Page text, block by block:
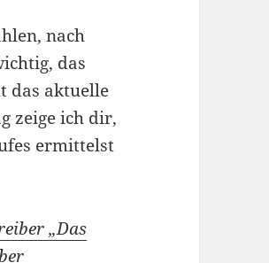
nach
das
das aktuelle
zeige ich dir,
ermittelst
„Das